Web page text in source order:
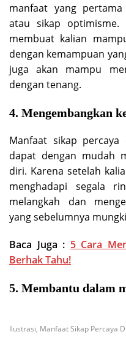
manfaat yang
atau sikap
membuat kalian
dengan kemampuan
juga akan mampu
dengan tenang.
4. Mengembangkan
Manfaat sikap
dapat dengan mudah
diri. Karena setelah
menghadapi segala
melangkah dan
yang sebelumnya
Baca Juga : 5 Cara
Berhak Tahu!
5. Membantu dalam
Ilustrasi, Manfaat Sikap Percaya